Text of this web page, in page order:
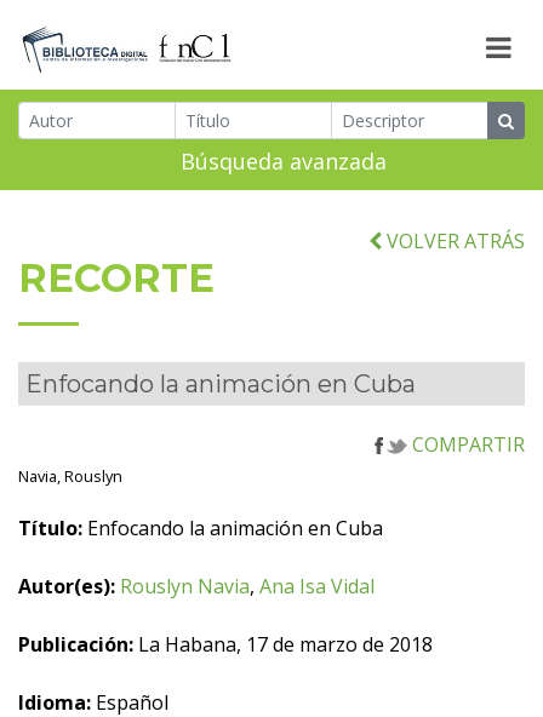
Búsqueda avanzada
VOLVER ATRÁS
RECORTE
Enfocando la animación en Cuba
COMPARTIR
Navia, Rouslyn
Título: Enfocando la animación en Cuba
Autor(es): Rouslyn Navia, Ana Isa Vidal
Publicación: La Habana, 17 de marzo de 2018
Idioma: Español